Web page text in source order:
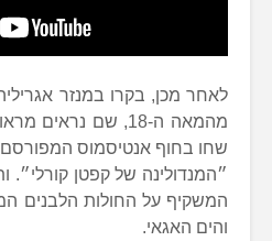
מהמאה ה-18, שם
שחו בחוף אנטיסמוס
״המנדולינה של קפטן קורלי״.
המשקיף על החולות הלבנים
והים האגאי.